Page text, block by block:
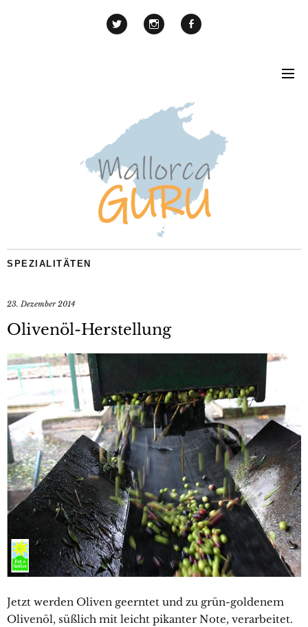
SPEZIALITÄTEN
23. Dezember 2014
Olivenöl-Herstellung
Jetzt werden Oliven geerntet und zu grün-goldenem
Olivenöl, süßlich mit leicht pikanter Note, verarbeitet.